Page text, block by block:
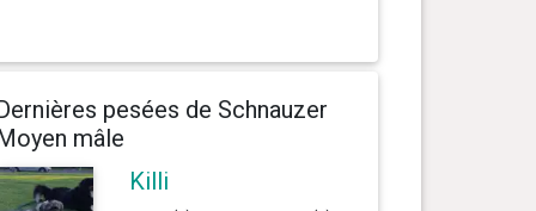
pesées de Schnauzer
mâle
Killi